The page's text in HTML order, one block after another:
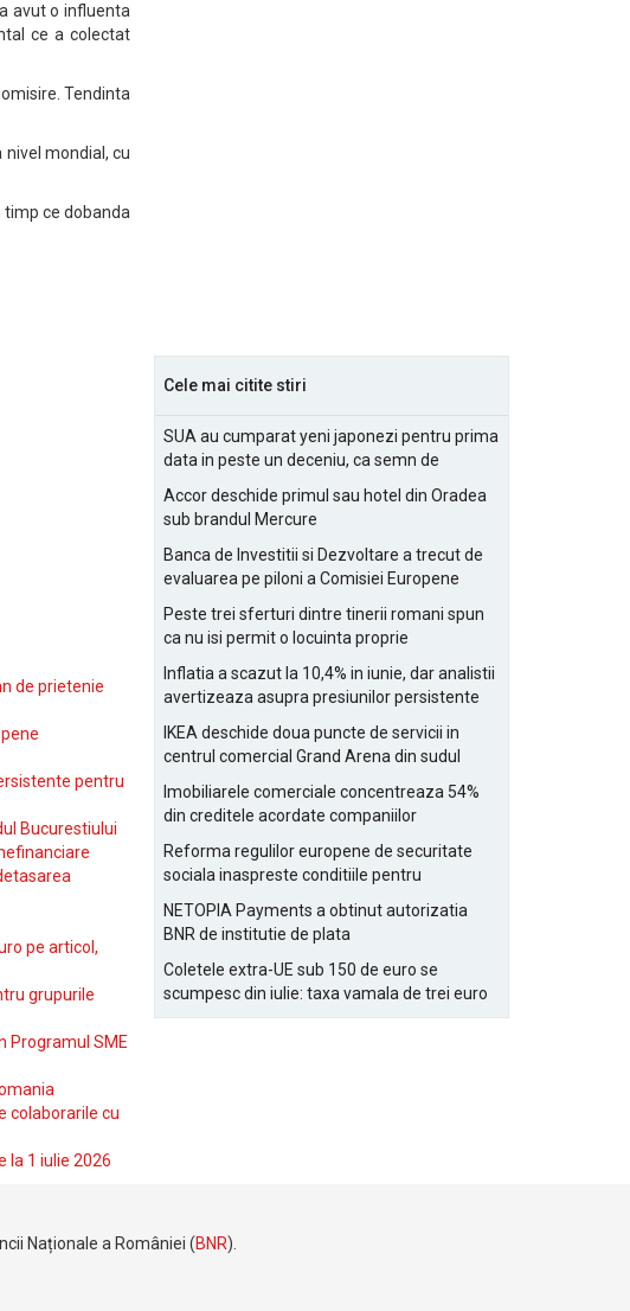
avut o influenta
ce a colectat
Tendinta
mondial, cu
ce dobanda
de prietenie
pentru
Bucurestiului
pe articol,
grupurile
Programul SME
colaborarile cu
la 1 iulie 2026
Cele mai citite stiri
SUA au cumparat yeni japonezi pentru prima
data in peste un deceniu, ca semn de
Accor deschide primul sau hotel din Oradea
sub brandul Mercure
Banca de Investitii si Dezvoltare a trecut de
evaluarea pe piloni a Comisiei Europene
Peste trei sferturi dintre tinerii romani spun
ca nu isi permit o locuinta proprie
Inflatia a scazut la 10,4% in iunie, dar analistii
avertizeaza asupra presiunilor persistente
IKEA deschide doua puncte de servicii in
centrul comercial Grand Arena din sudul
Imobiliarele comerciale concentreaza 54%
din creditele acordate companiilor
Reforma regulilor europene de securitate
sociala inaspreste conditiile pentru
NETOPIA Payments a obtinut autorizatia
BNR de institutie de plata
Coletele extra-UE sub 150 de euro se
scumpesc din iulie: taxa vamala de trei euro
pe articol, adaugata la taxa logistica
Naționale a României (BNR).